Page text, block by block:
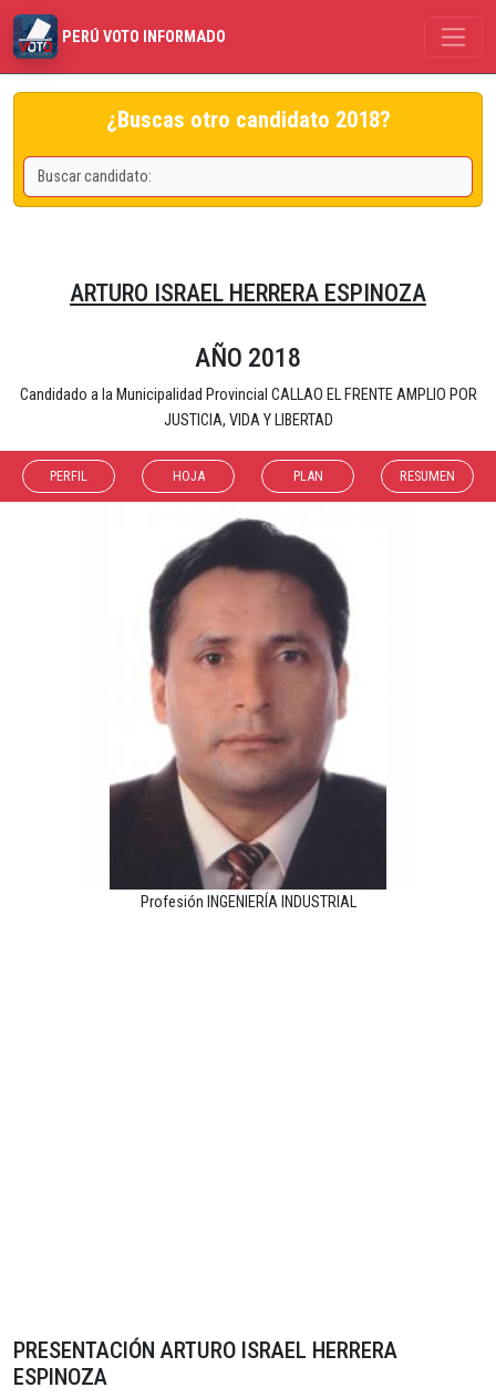
PERÚ VOTO INFORMADO
¿Buscas otro candidato 2018?
ARTURO ISRAEL HERRERA ESPINOZA
AÑO 2018
Candidado a la Municipalidad Provincial CALLAO EL FRENTE AMPLIO POR
JUSTICIA, VIDA Y LIBERTAD
PERFIL HOJA PLAN RESUMEN
Profesión INGENIERÍA INDUSTRIAL
PRESENTACIÓN ARTURO ISRAEL HERRERA
ESPINOZA